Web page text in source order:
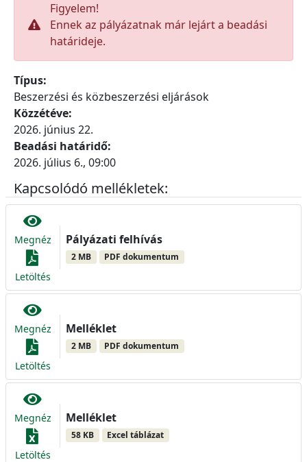
Figyelem!
Ennek az pályázatnak már lejárt a beadási
határideje.
Típus:
Beszerzési és közbeszerzési eljárások
Közzétéve:
2026. június 22.
Beadási határidő:
2026. július 6., 09:00
Kapcsolódó mellékletek:
Megnéz
Letöltés
Pályázati felhívás
2 MB PDF dokumentum
Megnéz
Letöltés
Melléklet
2 MB PDF dokumentum
Megnéz
Letöltés
Melléklet
58 KB Excel táblázat